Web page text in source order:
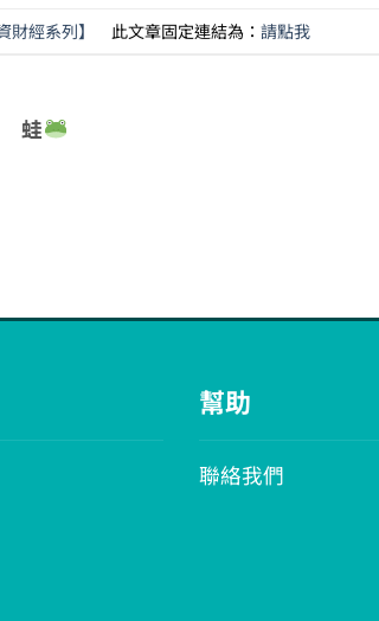
財經系列】 此文章固定連結為： 請點我
蛙
幫助
聯絡我們